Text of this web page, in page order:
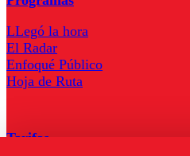
LLegó la hora
El Radar
Enfoqué Público
Hoja de Ruta
Tarifas